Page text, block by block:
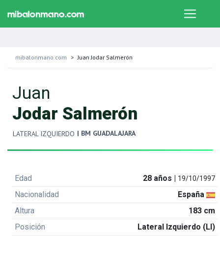
mibalonmano.com Juan Jodar Salmerón
Juan
Jodar Salmerón
LATERAL IZQUIERDO | BM GUADALAJARA
Edad 28 años | 19/10/1997
Nacionalidad
España
Altura
183 cm
Posición
Lateral Izquierdo (LI)